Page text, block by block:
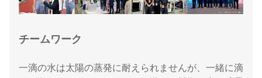
チームワーク
一滴の水は太陽の蒸発に耐えられませんが、一緒に滴